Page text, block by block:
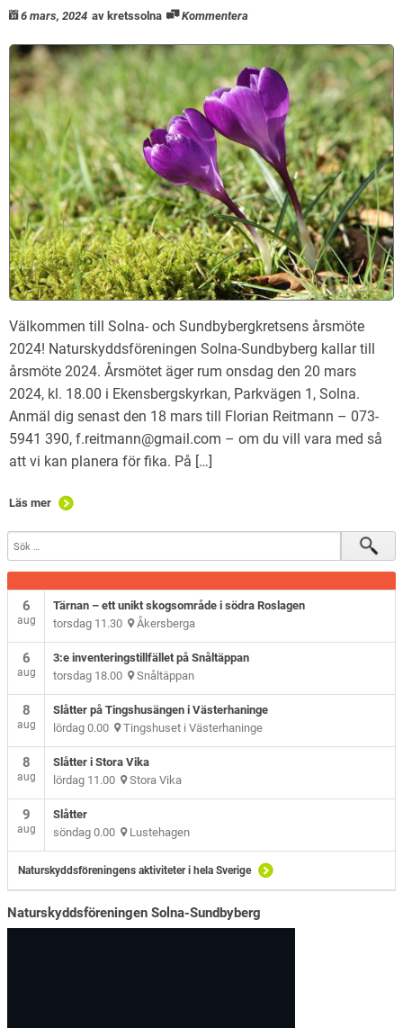
6 mars, 2024 av kretssolna Kommentera
Välkommen till Solna- och Sundbybergkretsens årsmöte
2024! Naturskyddsföreningen Solna-Sundbyberg kallar till
årsmöte 2024. Årsmötet äger rum onsdag den 20 mars
2024, kl. 18.00 i Ekensbergskyrkan, Parkvägen 1, Solna.
Anmäl dig senast den 18 mars till Florian Reitmann – 073-
5941 390, f.reitmann@gmail.com – om du vill vara med så
att vi kan planera för fika. På […]
Läs mer
6
aug
Tärnan – ett unikt skogsområde i södra Roslagen
torsdag 11.30 Åkersberga
6
aug
3:e inventeringstillfället på Snåltäppan
torsdag 18.00 Snåltäppan
8
aug
Slåtter på Tingshusängen i Västerhaninge
lördag 0.00 Tingshuset i Västerhaninge
8
aug
Slåtter i Stora Vika
lördag 11.00 Stora Vika
9
aug
Slåtter
söndag 0.00 Lustehagen
Naturskyddsföreningens aktiviteter i hela Sverige
Naturskyddsföreningen Solna-Sundbyberg